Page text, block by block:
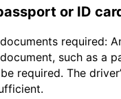
or ID
required:
such as a
required. The